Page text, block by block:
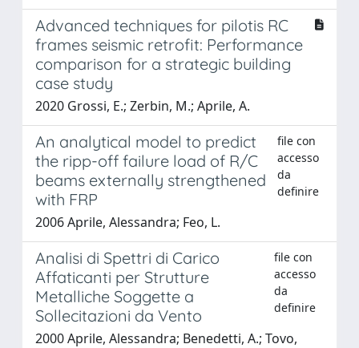
Advanced techniques for pilotis RC
frames seismic retrofit: Performance
comparison for a strategic building
case study
2020 Grossi, E.; Zerbin, M.; Aprile, A.
An analytical model to predict
the ripp-off failure load of R/C
beams externally strengthened
with FRP
file con
accesso
da
definire
2006 Aprile, Alessandra; Feo, L.
Analisi di Spettri di Carico
Affaticanti per Strutture
Metalliche Soggette a
Sollecitazioni da Vento
file con
accesso
da
definire
2000 Aprile, Alessandra; Benedetti, A.; Tovo,